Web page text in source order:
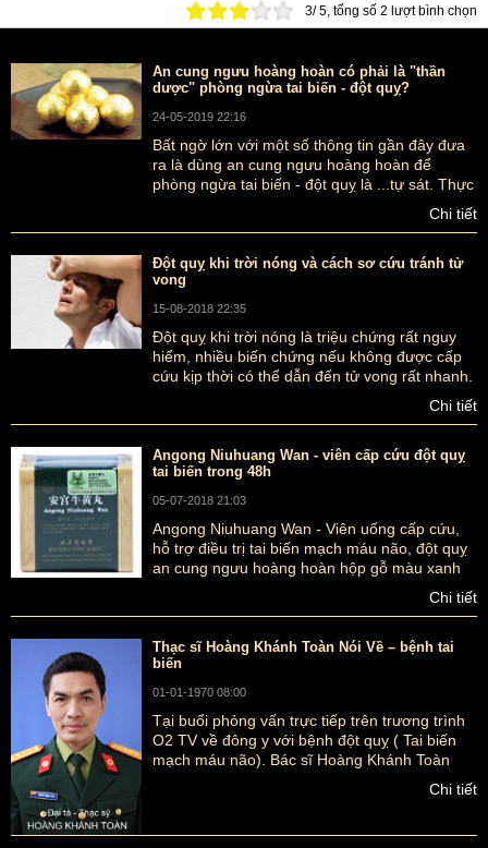
Tư vấn bệnh tai biến mạch máu não( đột quỵ não): nguyên nhân,
hồi bệnh tai biến trong thời gian điều trị ở bệnh viện hay tại gia
đình
3/5, tổng số 2 lượt bình chọn
An cung ngưu hoàng hoàn có phải là "thần
dược" phòng ngừa tai biến - đột quỵ?
24-05-2019 22:16
Bất ngờ lớn với một số thông tin gần đây đưa
ra là dùng an cung ngưu hoàng hoàn để
phòng ngừa tai biến - đột quỵ là ...tự sát. Thực
Chi tiết
Đột quỵ khi trời nóng và cách sơ cứu tránh tử
vong
15-08-2018 22:35
Đột quỵ khi trời nóng là triệu chứng rất nguy
hiểm, nhiều biến chứng nếu không được cấp
cứu kịp thời có thể dẫn đến tử vong rất nhanh.
pháp an toàn nhất với những người có nguy
Chi tiết
Angong Niuhuang Wan - viên cấp cứu đột quỵ
tai biến trong 48h
05-07-2018 21:03
Angong Niuhuang Wan - Viên uống cấp cứu,
hỗ trợ điều trị tai biến mạch máu não, đột quỵ
an cung ngưu hoàng hoàn hộp gỗ màu xanh
Chi tiết
Thạc sĩ Hoàng Khánh Toàn Nói Về – bệnh tai
biến
01-01-1970 08:00
Tại buổi phỏng vấn trực tiếp trên trương trình
O2 TV về đông y với bệnh đột quỵ ( Tai biến
mạch máu não). Bác sĩ Hoàng Khánh Toàn
Quân đội cho biết chứng đột quỵ thường bị
tử vong và tàn phế rất nặng nề.
Chi tiết